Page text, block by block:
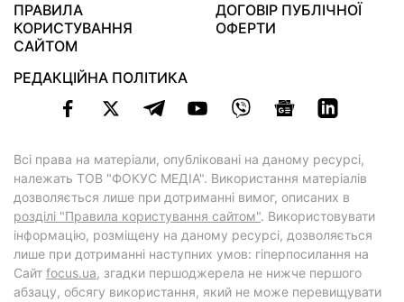
ПРАВИЛА
КОРИСТУВАННЯ
САЙТОМ
ДОГОВІР ПУБЛІЧНОЇ
ОФЕРТИ
РЕДАКЦІЙНА ПОЛІТИКА
Всі права на матеріали, опубліковані на даному ресурсі,
належать ТОВ "ФОКУС МЕДІА". Використання матеріалів
дозволяється лише при дотриманні вимог, описаних в
розділі "Правила користування сайтом". Використовувати
інформацію, розміщену на даному ресурсі, дозволяється
лише при дотриманні наступних умов: гіперпосилання на
Cайт focus.ua, згадки першоджерела не нижче першого
абзацу, обсягу використання, який не може перевищувати